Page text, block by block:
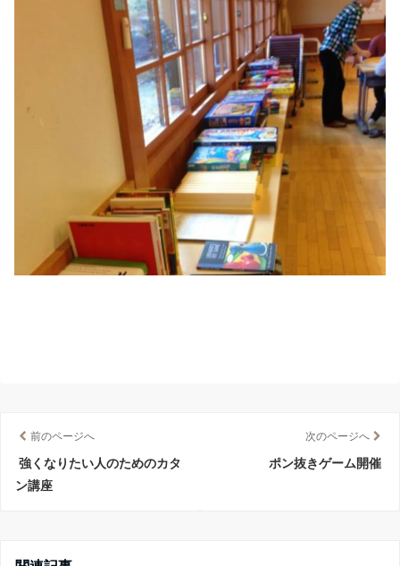
前のページへ
強くなりたい人のためのカタ
ン講座
次のページへ
ポン抜きゲーム開催